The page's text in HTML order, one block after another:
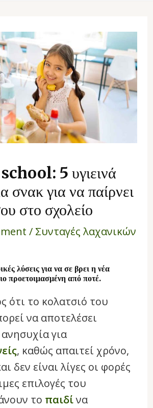
5 υγιεινά
σνακ για να παίρνει
στο σχολείο
/ Συνταγές λαχανικών
λύσεις για να σε βρει η νέα
προετοιμασμένη από ποτέ.
ότι το κολατσιό του
να αποτελέσει
για
, καθώς απαιτεί χρόνο,
δεν είναι λίγες οι φορές
επιλογές του
το παιδίνα